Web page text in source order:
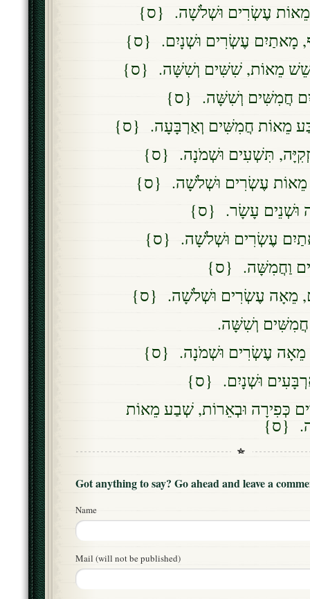
מֵאוֹת עֶשְׂרִים וּשְׁלֹשָׁה. {ס}
מָאתַיִם עֶשְׂרִים וּשְׁנָיִם. {ס}
מֵאוֹת, שִׁשִּׁים וְשִׁשָּׁה. {ס}
חֲמִשִּׁים וְשִׁשָּׁה. {ס}
מֵאוֹת חֲמִשִּׁים וְאַרְבָּעָה. {ס}
תִּשְׁעִים וּשְׁמֹנָה. {ס}
מֵאוֹת עֶשְׂרִים וּשְׁלֹשָׁה. {ס}
וּשְׁנֵים עָשָׂר. {ס}
עֶשְׂרִים וּשְׁלֹשָׁה. {ס}
וַחֲמִשָּׁה. {ס}
מֵאָה עֶשְׂרִים וּשְׁלֹשָׁה. {ס}
וְשִׁשָּׁה.
מֵאָה עֶשְׂרִים וּשְׁמֹנָה. {ס}
וּשְׁנָיִם. {ס}
כְּפִירָה וּבְאֵרוֹת, שְׁבַע מֵאוֹת
{ס}
Got anything to say? Go ahead and leave a
Name
Mail (will not be published)